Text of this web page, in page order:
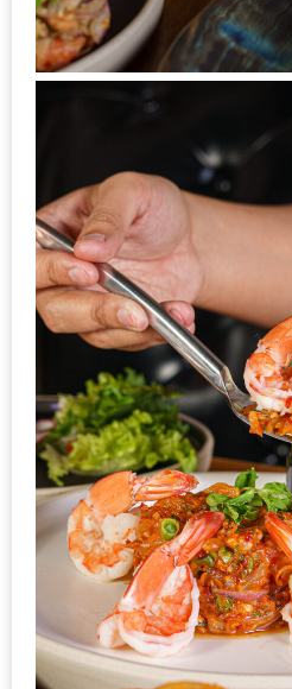
2557
ร้าน
ทั่ว
เชียงใหม่
TOP30
ราคา
ไม่
เกิน
200
บาท
รีวิว
ดี
กับ
วงใน
แจก
ฟรี
LINE